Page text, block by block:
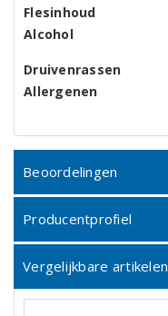
Flesinhoud
Alcohol
Druivenrassen
Allergenen
Beoordelingen
Producentprofiel
Vergelijkbare artikelen